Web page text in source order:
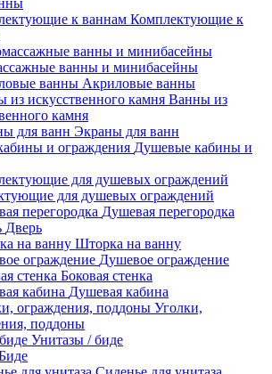
Комплектующие к
ванны и минибасейны
Акриловые ванны
Ванны из
камня
Экраны для ванн
Душевые кабины и
для душевых ограждений
Душевая перегородка
Дверь
Шторка на ванну
Душевое ограждение
Боковая стенка
Душевая кабина
Уголки,
поддоны
Унитазы / биде